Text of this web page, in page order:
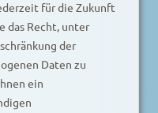
für die Zukunft
das Recht, unter
der
Daten zu
ein